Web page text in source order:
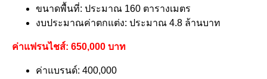
ขนาดพื้นที่: ประมาณ 160 ตารางเมตร
งบประมาณค่าตกแต่ง: ประมาณ 4.8 ล้านบาท
ค่าแฟรนไชส์: 650,000 บาท
ค่าแบรนด์: 400,000